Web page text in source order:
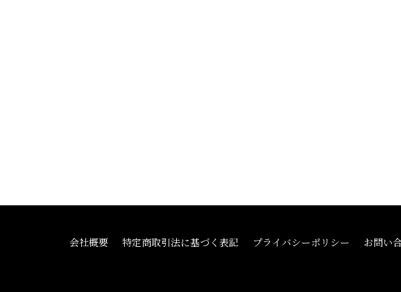
会社概要 特定商取引法に基づく表記 プライバシーポリシー お問い